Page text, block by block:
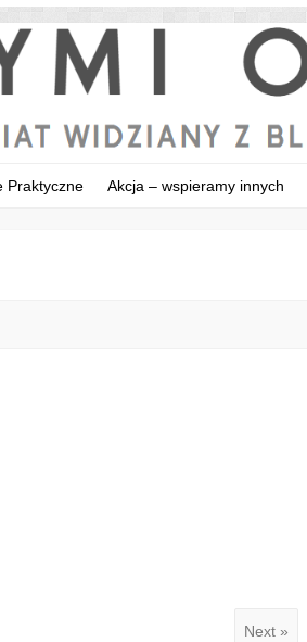
Praktyczne Akcja – wspieramy innych
Next »